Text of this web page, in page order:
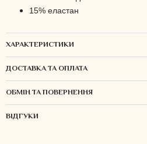
15% еластан
ХАРАКТЕРИСТИКИ
ДОСТАВКА ТА ОПЛАТА
ОБМІН ТА ПОВЕРНЕННЯ
ВІДГУКИ